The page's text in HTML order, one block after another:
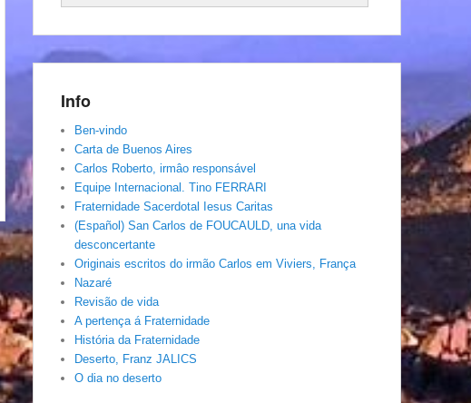
Info
Ben-vindo
Carta de Buenos Aires
Carlos Roberto, irmâo responsável
Equipe Internacional. Tino FERRARI
Fraternidade Sacerdotal Iesus Caritas
(Español) San Carlos de FOUCAULD, una vida
desconcertante
Originais escritos do irmão Carlos em Viviers, França
Nazaré
Revisão de vida
A pertença á Fraternidade
História da Fraternidade
Deserto, Franz JALICS
O dia no deserto